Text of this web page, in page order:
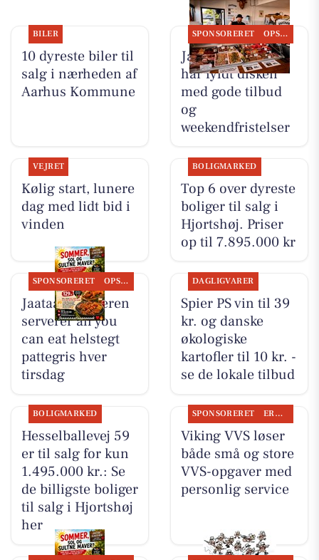
BILER
10 dyreste biler til
salg i nærheden af
Aarhus Kommune
SPONSORERET OPSLAGSTAVLEN
Jaataak Slagteren
har fyldt disken
med gode tilbud
og
weekendfristelser
VEJRET
Kølig start, lunere
dag med lidt bid i
vinden
BOLIGMARKED
Top 6 over dyreste
boliger til salg i
Hjortshøj. Priser
op til 7.895.000 kr
SPONSORERET OPSLAGSTAVLEN
Jaataak Slagteren
serverer all you
can eat helstegt
pattegris hver
tirsdag
DAGLIGVARER
Spier PS vin til 39
kr. og danske
økologiske
kartofler til 10 kr. -
se de lokale tilbud
BOLIGMARKED
Hesselballevej 59
er til salg for kun
1.495.000 kr.: Se
de billigste boliger
til salg i Hjortshøj
her
SPONSORERET ERHVERV
Viking VVS løser
både små og store
VVS-opgaver med
personlig service